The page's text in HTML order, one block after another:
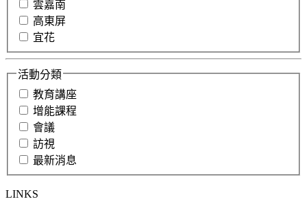
雲嘉南
高東屏
宜花
活動分類
教育講座
增能課程
會議
訪視
最新消息
LINKS